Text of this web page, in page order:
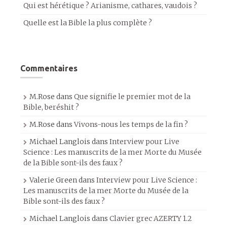
Qui est hérétique ? Arianisme, cathares, vaudois ?
Quelle est la Bible la plus complète ?
Commentaires
M.Rose dans Que signifie le premier mot de la
Bible, beréshit ?
M.Rose dansVivons-nous les temps de la fin ?
Michael Langlois dans Interview pour Live
Science : Les manuscrits de la mer Morte du Musée
de la Bible sont-ils des faux ?
Valerie Green dans Interview pour Live Science :
Les manuscrits de la mer Morte du Musée de la
Bible sont-ils des faux ?
Michael Langlois dans Clavier grec AZERTY 1.2